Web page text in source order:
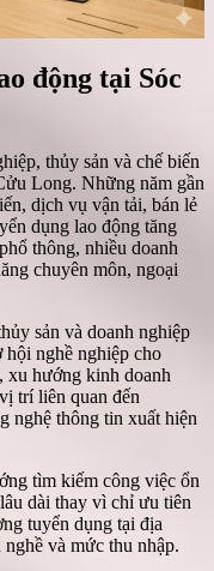
động tại Sóc
thủy sản và chế biến
Long. Những năm gần
dịch vụ vận tải, bán lẻ
dụng lao động tăng
thông, nhiều doanh
chuyên môn, ngoại
sản và doanh nghiệp
hội nghề nghiệp cho
xu hướng kinh doanh
trí liên quan đến
nghệ thông tin xuất hiện
tìm kiếm công việc ổn
dài thay vì chỉ ưu tiên
tuyển dụng tại địa
và mức thu nhập.